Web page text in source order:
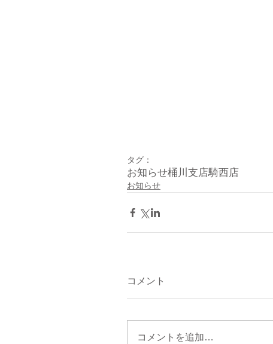
タグ：
お知らせ桶川支店騎西店
お知らせ
コメント
コメントを追加…